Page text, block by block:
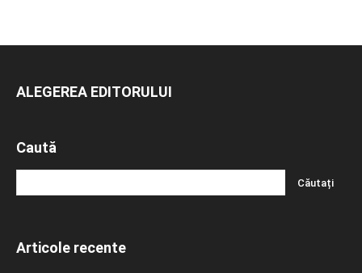
ALEGEREA EDITORULUI
Caută
Articole recente